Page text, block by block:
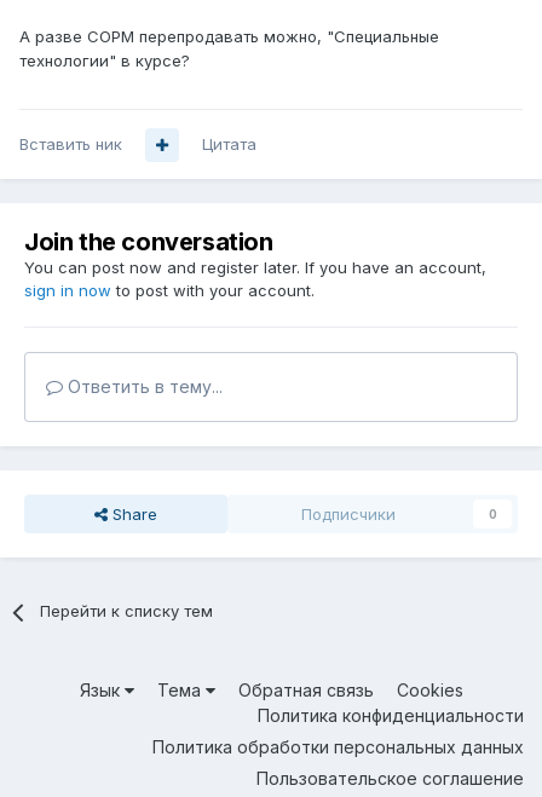
А разве СОРМ перепродавать можно, "Специальные
технологии" в курсе?
Вставить ник Цитата
Join the conversation
You can post now and register later. If you have an account,
sign in now to post with your account.
Ответить в тему...
Share Подписчики 0
Перейти к списку тем
Язык Тема Обратная связь
Cookies
Политика конфиденциальности
Политика обработки персональных данных
Пользовательское соглашение